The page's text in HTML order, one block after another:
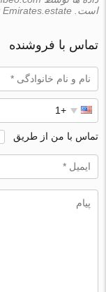
است. Emirates.estate نمی تواند صحت این داده ها را تضمین کند.
تماس با فروشنده
تماس با من از طریق